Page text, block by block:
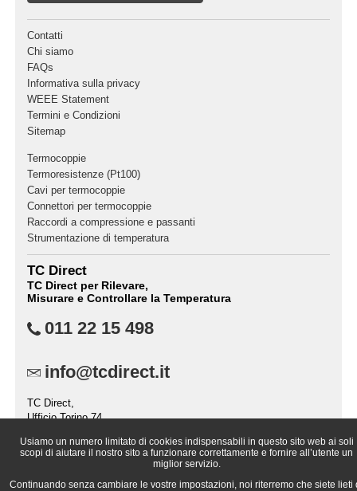
Contatti
Chi siamo
FAQs
Informativa sulla privacy
WEEE Statement
Termini e Condizioni
Sitemap
Termocoppie
Termoresistenze (Pt100)
Cavi per termocoppie
Connettori per termocoppie
Raccordi a compressione e passanti
Strumentazione di temperatura
TC Direct
TC Direct per Rilevare,
Misurare e Controllare la Temperatura
011 22 15 498
info@tcdirect.it
TC Direct,
Ufficio Torino 74,
10151 TORINO (TO),
Italia
Usiamo un numero limitato di cookies indispensabili in questo sito web ai soli
scopi di aiutare il nostro sito a funzionare correttamente e fornire all’utente un
miglior servizio.
Continuando senza cambiare le vostre impostazioni, noi riterremo che siete lieti